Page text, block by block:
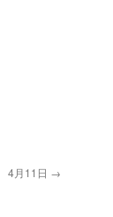
4月11日 →